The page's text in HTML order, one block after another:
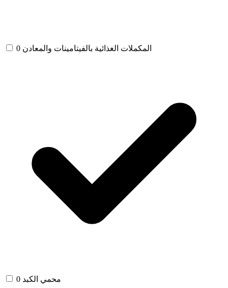
المكملات الغذائية بالفيتامينات والمعادن 0
محمي الكبد 0